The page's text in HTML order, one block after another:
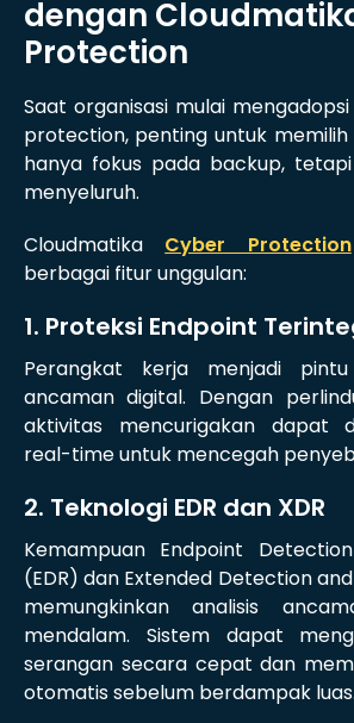
dengan
Protection
Saat organisasi mulai
protection, penting untuk memilih
hanya fokus pada backup,
menyeluruh.
Cloudmatika Cyber Protection
berbagai fitur unggulan:
1. Proteksi Endpoint
Perangkat kerja menjadi
ancaman digital. Dengan
aktivitas mencurigakan dapat
real-time untuk mencegah
2. Teknologi EDR dan XDR
Kemampuan Endpoint
(EDR) dan Extended Detection
memungkinkan analisis
mendalam. Sistem dapat
serangan secara cepat dan
otomatis sebelum berdampak luas.